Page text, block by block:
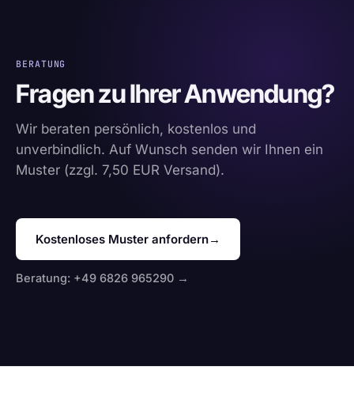
BERATUNG
Fragen zu Ihrer Anwendung?
Wir beraten persönlich, kostenlos und
unverbindlich. Auf Wunsch senden wir Ihnen ein
Muster (zzgl. 7,50 EUR Versand).
Kostenloses Muster anfordern→
Beratung: +49 6826 965290 →